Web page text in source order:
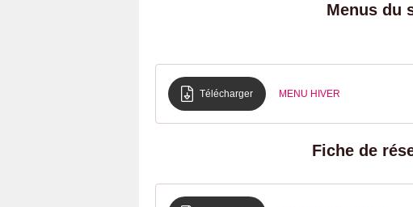
Menus du
Télécharger MENU HIVER
Fiche de